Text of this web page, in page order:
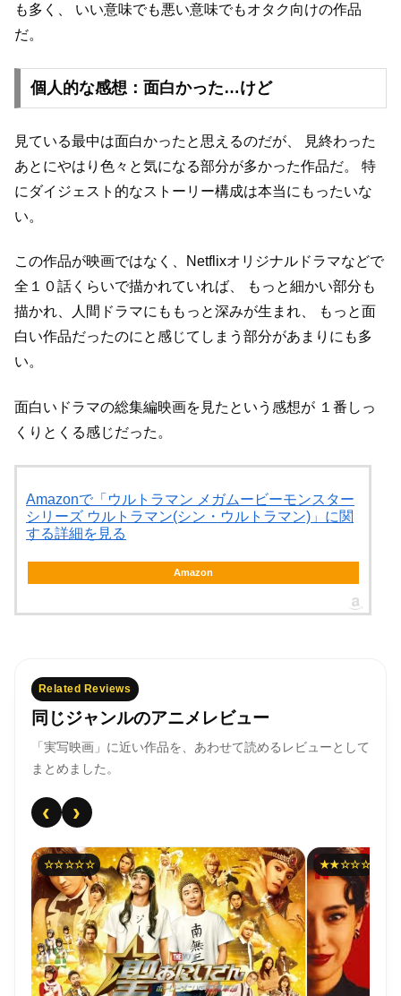
も多く、
いい意味でも悪い意味でもオタク向けの作品
だ。
個人的な感想：面白かった…けど
見ている最中は面白かったと思えるのだが、
見終わった
あとにやはり色々と気になる部分が多かった作品だ。
特
にダイジェスト的なストーリー構成は本当にもったいな
い。
この作品が映画ではなく、Netflixオリジナルドラマなどで
全１０話くらいで描かれていれば、
もっと細かい部分も
描かれ、人間ドラマにももっと深みが生まれ、
もっと面
白い作品だったのにと感じてしまう部分があまりにも多
い。
面白いドラマの総集編映画を見たという感想が １番しっ
くりとくる感じだった。
Amazonで「ウルトラマン メガムービーモンスター
シリーズ ウルトラマン(シン・ウルトラマン)」に関
する詳細を見る
Amazon
Related Reviews
同じジャンルのアニメレビュー
「実写映画」に近い作品を、あわせて読めるレビューとして
まとめました。
‹ ›
☆☆☆☆☆ ★★☆☆☆